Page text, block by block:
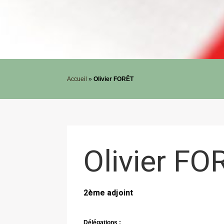
Accueil »Olivier FORÊT
Olivier
2ème adjoint
Délégations :